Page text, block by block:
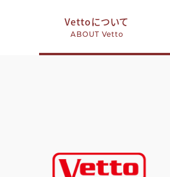
Vettoについて
ABOUT Vetto